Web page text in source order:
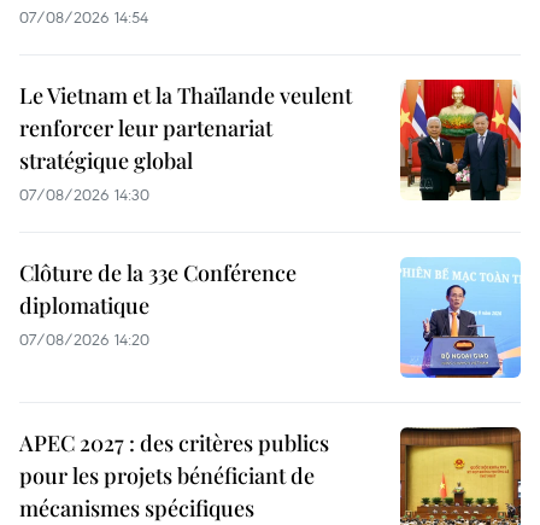
07/08/2026 14:54
Le Vietnam et la Thaïlande veulent
renforcer leur partenariat
stratégique global
07/08/2026 14:30
Clôture de la 33e Conférence
diplomatique
07/08/2026 14:20
APEC 2027 : des critères publics
pour les projets bénéficiant de
mécanismes spécifiques